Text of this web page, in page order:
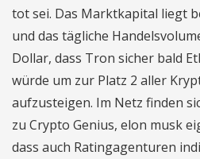
tot sei. Das Marktkapital liegt
und das tägliche
Dollar, dass Tron sicher bald
würde um zur Platz 2 aller
aufzusteigen. Im Netz finden
zu Crypto Genius, elon musk
dass auch Ratingagenturen